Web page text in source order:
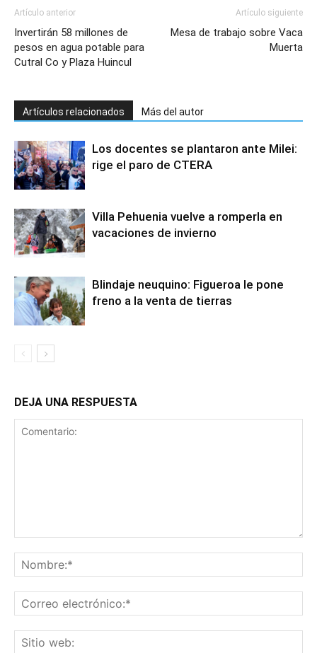
Artículo anterior
Invertirán 58 millones de
pesos en agua potable para
Cutral Co y Plaza Huincul
Artículo siguiente
Mesa de trabajo sobre Vaca
Muerta
Artículos relacionados Más del autor
Los docentes se plantaron ante Milei:
rige el paro de CTERA
Villa Pehuenia vuelve a romperla en
vacaciones de invierno
Blindaje neuquino: Figueroa le pone
freno a la venta de tierras
DEJA UNA RESPUESTA